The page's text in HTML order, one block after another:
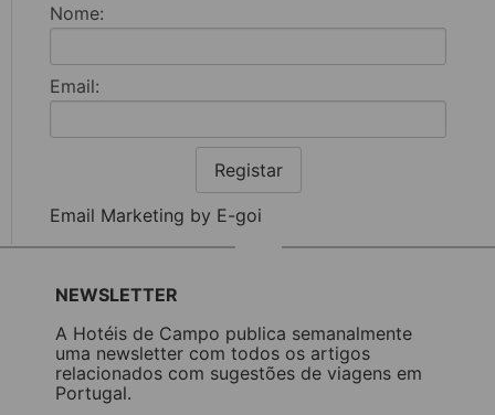
Nome:
Email:
Registar
Email Marketing by E-goi
NEWSLETTER
A Hotéis de Campo publica semanalmente
uma newsletter com todos os artigos
relacionados com sugestões de viagens em
Portugal.